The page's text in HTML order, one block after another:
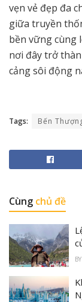
vẹn vẻ đẹp đa
giữa truyền
bền vững cùng
nơi đây trở
cảng sôi động
Tags: Bến
Cùng chủ đề
BY